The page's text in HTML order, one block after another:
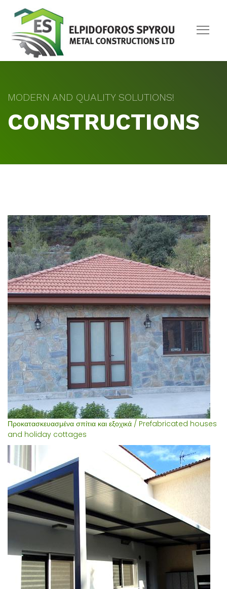
MODERN AND QUALITY SOLUTIONS!
CONSTRUCTIONS
Προκατασκευασμένα σπίτια και εξοχικά / Prefabricated houses
and holiday cottages